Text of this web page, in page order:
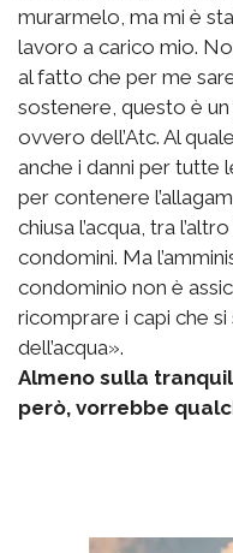
murarmelo, ma mi è
lavoro a carico mio.
al fatto che per me
sostenere, questo è
ovvero dell’Atc. Al
anche i danni per tutte
per contenere
chiusa l’acqua, tra
condomini. Ma
condominio non è
ricomprare i capi che
dell’acqua».
Almeno sulla
però, vorrebbe